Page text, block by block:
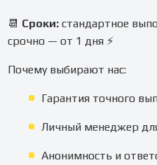
📆 Сроки: стандартное
срочно — от 1 дня ⚡
Почему выбирают нас:
Гарантия точного
Личный менеджер
Анонимность и